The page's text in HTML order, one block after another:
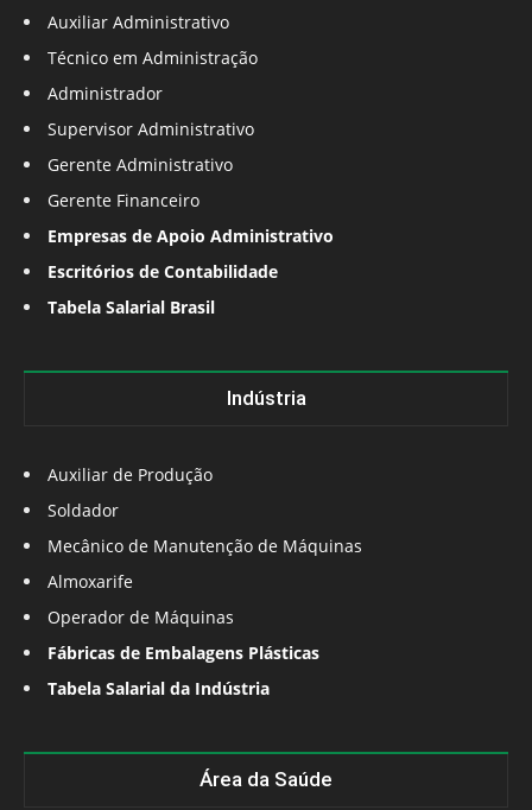
Auxiliar Administrativo
Técnico em Administração
Administrador
Supervisor Administrativo
Gerente Administrativo
Gerente Financeiro
Empresas de Apoio Administrativo
Escritórios de Contabilidade
Tabela Salarial Brasil
Indústria
Auxiliar de Produção
Soldador
Mecânico de Manutenção de Máquinas
Almoxarife
Operador de Máquinas
Fábricas de Embalagens Plásticas
Tabela Salarial da Indústria
Área da Saúde